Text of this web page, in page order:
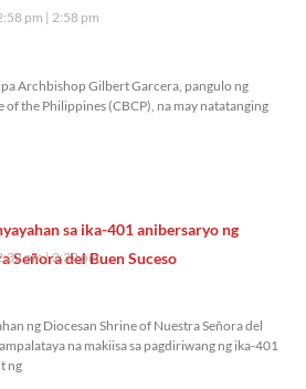
pm 2:58 pm
Archbishop Gilbert Garcera, pangulo ng
of the Philippines (CBCP), na may natatanging
sa ika-401 anibersaryo ng
Señora del Buen Suceso
pm 2:32 pm
ng Diocesan Shrine of Nuestra Señora del
na makiisa sa pagdiriwang ng ika-401
ng